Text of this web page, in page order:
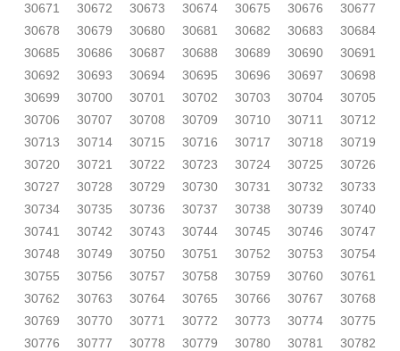
30671
30672 30673 30674 30675 30676
30677
30678
30679 30680 30681 30682 30683
30684
30685
30686 30687 30688 30689 30690
30691
30692
30693 30694 30695 30696 30697
30698
30699
30700 30701 30702 30703 30704
30705
30706
30707 30708 30709 30710 30711
30712
30713
30714 30715 30716 30717 30718
30719
30720
30721 30722 30723 30724 30725
30726
30727
30728 30729 30730 30731 30732
30733
30734
30735 30736 30737 30738 30739
30740
30741
30742 30743 30744 30745 30746
30747
30748
30749 30750 30751 30752 30753
30754
30755
30756 30757 30758 30759 30760
30761
30762
30763 30764 30765 30766 30767
30768
30769
30770 30771 30772 30773 30774
30775
30776
30777 30778 30779 30780 30781
30782